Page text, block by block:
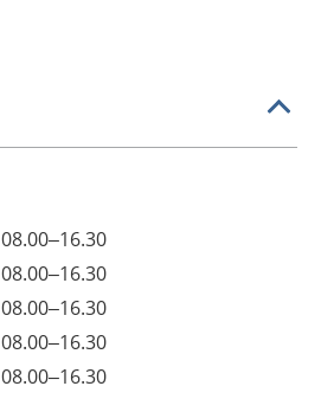
08.00–16.30
08.00–16.30
08.00–16.30
08.00–16.30
08.00–16.30